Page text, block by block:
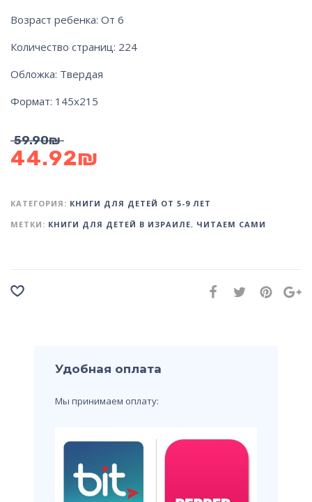
Возраст ребенка: От 6
Количество страниц: 224
Обложка: Твердая
Формат: 145х215
59.90₪
44.92₪
КАТЕГОРИЯ: КНИГИ ДЛЯ ДЕТЕЙ ОТ 5-9 ЛЕТ
МЕТКИ: КНИГИ ДЛЯ ДЕТЕЙ В ИЗРАИЛЕ, ЧИТАЕМ САМИ
Удобная оплата
Мы принимаем оплату: